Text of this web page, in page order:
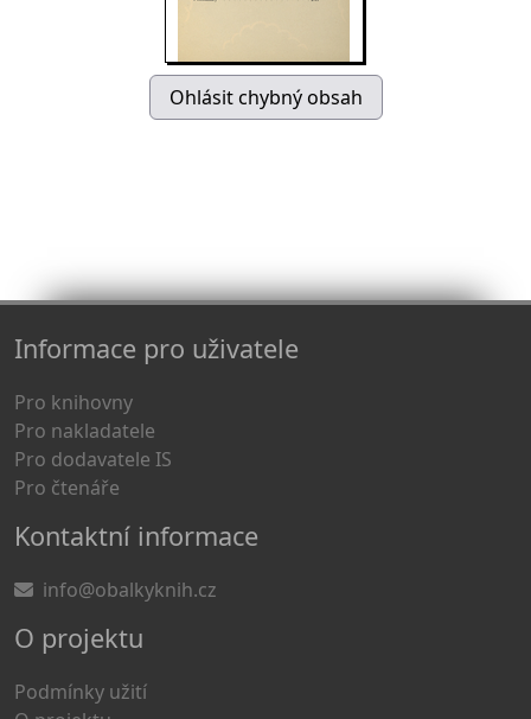
Informace pro uživatele
Pro knihovny
Pro nakladatele
Pro dodavatele IS
Pro čtenáře
Kontaktní informace
info@obalkyknih.cz
O projektu
Podmínky užití